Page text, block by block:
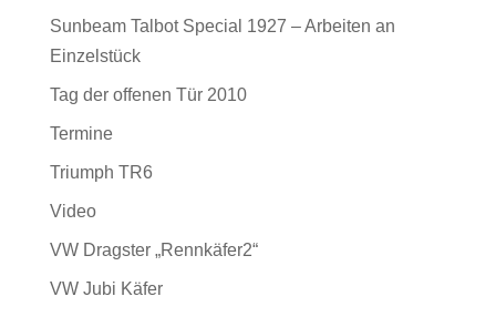
Sunbeam Talbot Special 1927 – Arbeiten an
Einzelstück
Tag der offenen Tür 2010
Termine
Triumph TR6
Video
VW Dragster „Rennkäfer2“
VW Jubi Käfer